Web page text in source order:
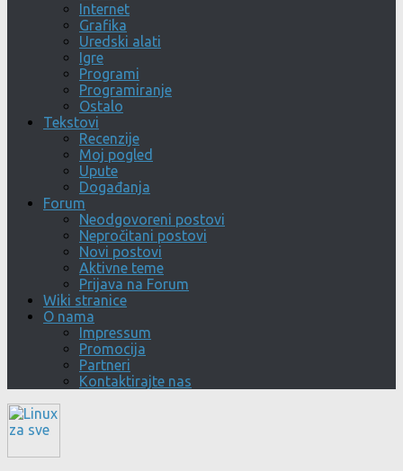
Internet
Grafika
Uredski alati
Igre
Programi
Programiranje
Ostalo
Tekstovi
Recenzije
Moj pogled
Upute
Događanja
Forum
Neodgovoreni postovi
Nepročitani postovi
Novi postovi
Aktivne teme
Prijava na Forum
Wiki stranice
O nama
Impressum
Promocija
Partneri
Kontaktirajte nas